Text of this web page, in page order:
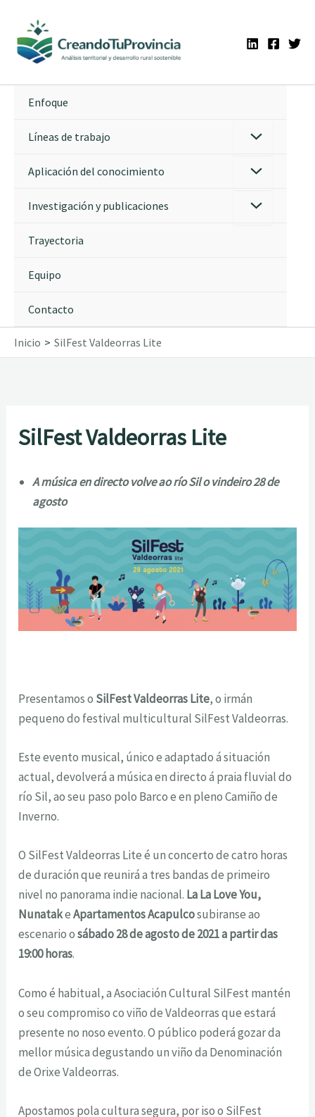
contenido
Enfoque
Líneas de trabajo
Aplicación del conocimiento
Investigación y publicaciones
Trayectoria
Equipo
Contacto
Inicio SilFest Valdeorras Lite
SilFest Valdeorras Lite
A música en directo volve ao río Sil o vindeiro 28 de
agosto
Presentamos o SilFest Valdeorras Lite, o irmán
pequeno do festival multicultural SilFest Valdeorras.
Este evento musical, único e adaptado á situación
actual, devolverá a música en directo á praia fluvial do
río Sil, ao seu paso polo Barco e en pleno Camiño de
Inverno.
O SilFest Valdeorras Lite é un concerto de catro horas
de duración que reunirá a tres bandas de primeiro
nivel no panorama indie nacional. La La Love You,
NunatakeApartamentos Acapulcosubiranse ao
escenario osábado 28 de agosto de 2021 a partir das
19:00 horas.
Como é habitual, a Asociación Cultural SilFest mantén
o seu compromiso co viño de Valdeorras que estará
presente no noso evento. O público poderá gozar da
mellor música degustando un viño da Denominación
de Orixe Valdeorras.
Apostamos pola cultura segura, por iso o SilFest